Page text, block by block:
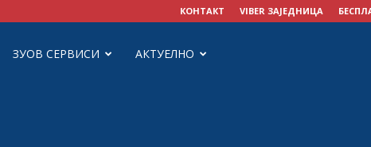
КОНТАКТ VIBER ЗАЈЕДНИЦА
ЗУОВ СЕРВИСИ АКТУЕЛНО